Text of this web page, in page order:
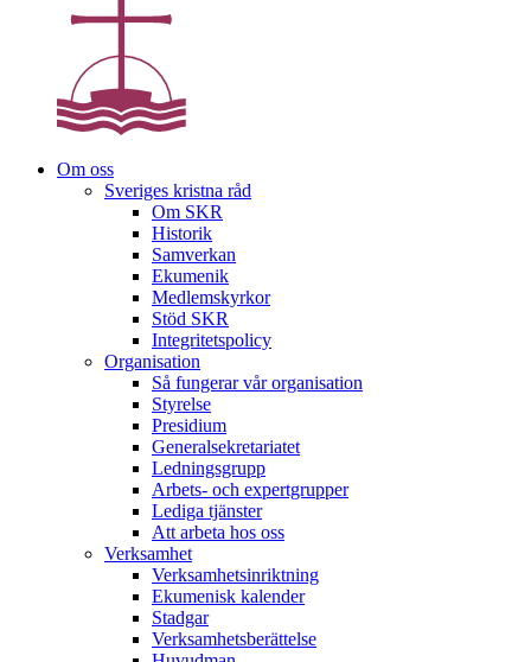
Om oss
Sveriges kristna råd
Om SKR
Historik
Samverkan
Ekumenik
Medlemskyrkor
Stöd SKR
Integritetspolicy
Organisation
Så fungerar vår organisation
Styrelse
Presidium
Generalsekretariatet
Ledningsgrupp
Arbets- och expertgrupper
Lediga tjänster
Att arbeta hos oss
Verksamhet
Verksamhetsinriktning
Ekumenisk kalender
Stadgar
Verksamhetsberättelse